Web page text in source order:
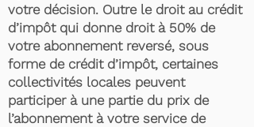
votre décision. Outre le droit au crédit
d’impôt qui donne droit à 50% de
votre abonnement reversé, sous
forme de crédit d’impôt, certaines
collectivités locales peuvent
participer à une partie du prix de
l’abonnement à votre service de